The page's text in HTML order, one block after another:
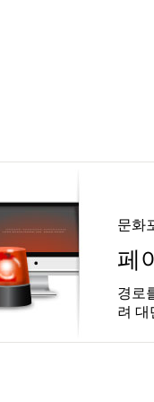
문화
페
경로
려 대